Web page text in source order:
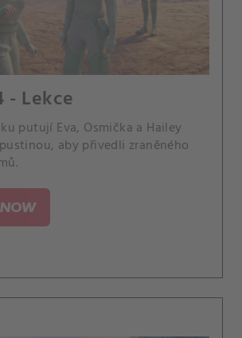
- Lekce
putují Eva, Osmička a Hailey
aby přivedli zraněného
NOW